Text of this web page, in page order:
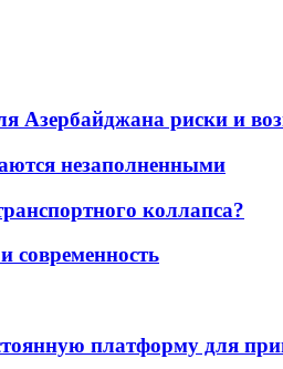
Азербайджана риски и
незаполненными
коллапса?
современность
платформу для